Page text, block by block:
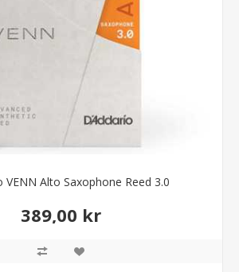
VENN Alto Saxophone Reed 3.0
389,00 kr